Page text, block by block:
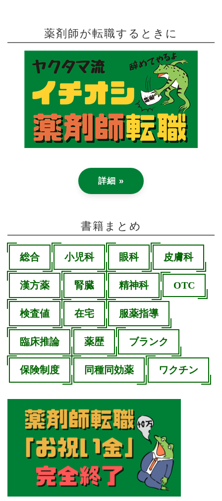
薬剤師が転職するときに
詳細 »
書籍まとめ
総合 小児科 眼科 皮膚科
漢方薬 腎臓 精神科 OTC
検査値 在宅 服薬指導
臨床推論 薬歴 ブランク
保険制度 同種同効薬 ワクチン